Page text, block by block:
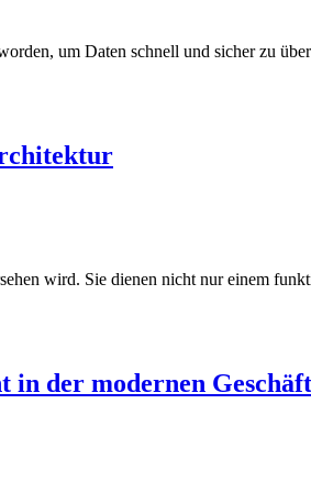
um Daten schnell und sicher zu
wird. Sie dienen nicht nur einem
in der modernen